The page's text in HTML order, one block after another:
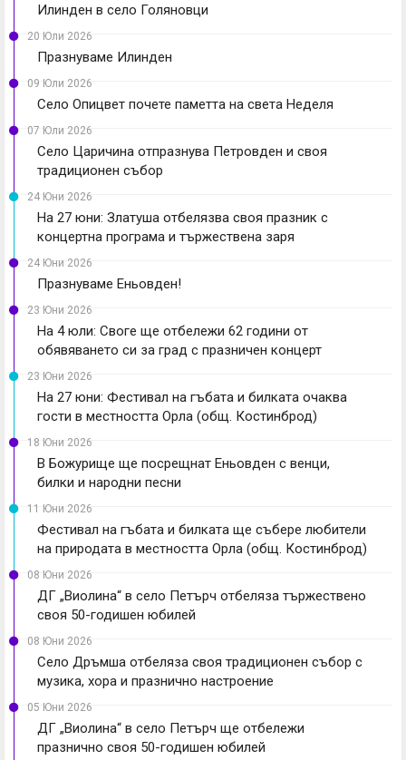
Илинден в село Голяновци
20 Юли 2026
Празнуваме Илинден
09 Юли 2026
Село Опицвет почете паметта на света Неделя
07 Юли 2026
Село Царичина отпразнува Петровден и своя
традиционен събор
24 Юни 2026
На 27 юни: Златуша отбелязва своя празник с
концертна програма и тържествена заря
24 Юни 2026
Празнуваме Еньовден!
23 Юни 2026
На 4 юли: Своге ще отбележи 62 години от
обявяването си за град с празничен концерт
23 Юни 2026
На 27 юни: Фестивал на гъбата и билката очаква
гости в местността Орла (общ. Костинброд)
18 Юни 2026
В Божурище ще посрещнат Еньовден с венци,
билки и народни песни
11 Юни 2026
Фестивал на гъбата и билката ще събере любители
на природата в местността Орла (общ. Костинброд)
08 Юни 2026
ДГ „Виолина“ в село Петърч отбеляза тържествено
своя 50-годишен юбилей
08 Юни 2026
Село Дръмша отбеляза своя традиционен събор с
музика, хора и празнично настроение
05 Юни 2026
ДГ „Виолина“ в село Петърч ще отбележи
празнично своя 50-годишен юбилей